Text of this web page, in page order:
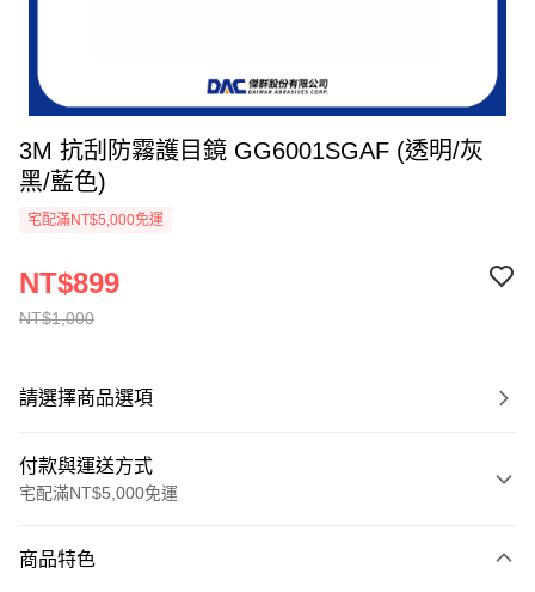
3M 抗刮防霧護目鏡 GG6001SGAF (透明/灰
黑/藍色)
宅配滿NT$5,000免運
NT$1,000
NT$899
請選擇商品選項
付款與運送方式
宅配滿NT$5,000免運
信用卡一次付款
商品特色